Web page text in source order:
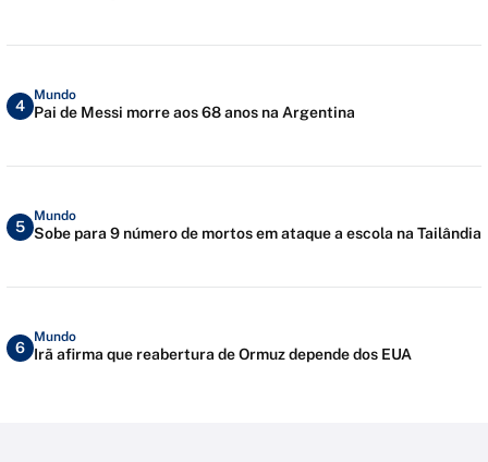
4
Mundo
Pai de Messi morre aos 68 anos na Argentina
5
Mundo
Sobe para 9 número de mortos em ataque a escola na Tailândia
6
Mundo
Irã afirma que reabertura de Ormuz depende dos EUA